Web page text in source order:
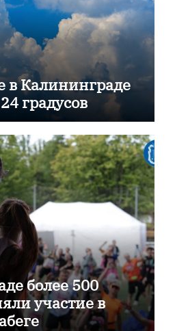
в Калининграде
градусов
более 500
участие в